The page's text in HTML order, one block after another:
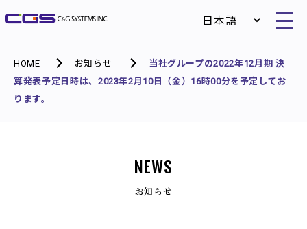
HOME お知らせ
当社グループの2022年12月期 決
算発表予定日時は、2023年2月10日（金）16時00分を予定してお
ります。
NEWS
お知らせ